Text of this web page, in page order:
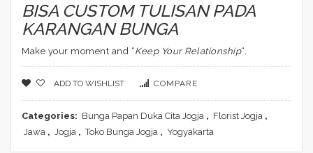
BISA CUSTOM TULISAN PADA
KARANGAN BUNGA
Make your moment and “Keep Your Relationship“.
ADD TO WISHLIST COMPARE
Categories: Bunga Papan Duka Cita Jogja , Florist Jogja ,
Jawa , Jogja , Toko Bunga Jogja , Yogyakarta